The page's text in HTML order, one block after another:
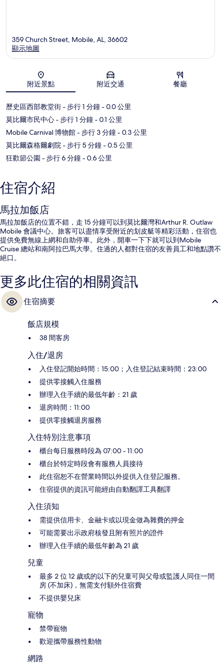
地圖
359 Church Street, Mobile, AL, 36602
顯示地圖
附近景點 附近交通 餐廳
歷史區西部教堂街- 步行 1 分鐘- 0.0 公里
莫比爾市民中心- 步行 1 分鐘- 0.1 公里
Mobile Carnival 博物館- 步行 3 分鐘- 0.3 公里
莫比爾森格爾劇院- 步行 5 分鐘- 0.5 公里
狂歡節公園 - 步行 6 分鐘- 0.6 公里
住宿介紹
馬拉加飯店
馬拉加飯店的位置不錯，走 15 分鐘可以到莫比爾灣和Arthur R. Outlaw
Mobile 會議中心。旅客可以盡情享受附近的划皮艇等精彩活動，住宿也
提供免費無線上網和自助停車。此外，開車一下下就可以到Mobile
Cruise 總站和南阿拉巴馬大學。住過的人都對住宿的友善員工和地點讚不
絕口。
更多此住宿的相關資訊
住宿摘要
飯店規模
38 間客房
入住/退房
入住登記開始時間：15:00；入住登記結束時間：23:00
提供零接觸入住服務
辦理入住手續的最低年齡：21 歲
退房時間：11:00
提供零接觸退房服務
入住特別注意事項
櫃台每日服務時段為 07:00 - 11:00
櫃台於特定時段會有服務人員接待
此住宿恕不在營業時間以外提供入住登記服務。
住宿提供的資訊可能經由自動翻譯工具翻譯
入住須知
需提供信用卡、金融卡或以現金做為雜費的押金
可能需要出示政府核發且附有照片的證件
辦理入住手續的最低年齡為 21 歲
兒童
最多 2 位 12 歲或的以下的兒童可與父母或監護人同住一間
房 (不加床)，無需支付額外住宿費
不提供嬰兒床
寵物
禁帶寵物
歡迎攜帶服務性動物
網路